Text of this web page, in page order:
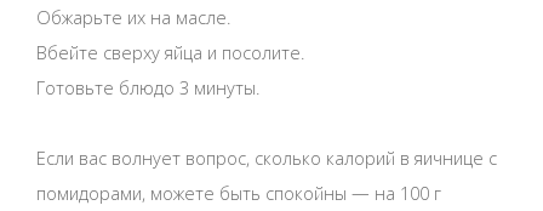
Обжарьте их на масле.
Вбейте сверху яйца и посолите.
Готовьте блюдо 3 минуты.
Если вас волнует вопрос, сколько калорий в яичнице с
помидорами, можете быть спокойны — на 100 г